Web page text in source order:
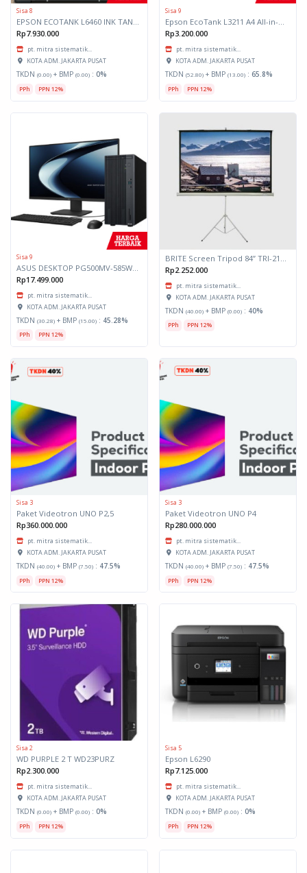
Sisa 8
EPSON ECOTANK L6460 INK TANK SYSTEM PRINTERS
Rp7.930.000
pt. mitra sistematik...
KOTA ADM. JAKARTA PUSAT
TKDN (0.00) + BMP (0.00) : 0%
PPh PPN 12%
Sisa 9
Epson EcoTank L3211 A4 All-in-One Ink Tank Printer
Rp3.200.000
pt. mitra sistematik...
KOTA ADM. JAKARTA PUSAT
TKDN (52.80) + BMP (13.00) : 65.8%
PPh PPN 12%
Sisa 9
Rp17.499.000
pt. mitra sistematik...
KOTA ADM. JAKARTA PUSAT
TKDN (30.28) + BMP (15.00) : 45.28%
PPh PPN 12%
Rp2.252.000
pt. mitra sistematik...
KOTA ADM. JAKARTA PUSAT
TKDN (40.00) + BMP (0.00) : 40%
PPh PPN 12%
Sisa 3
Paket Videotron UNO P2,5
Rp360.000.000
pt. mitra sistematik...
KOTA ADM. JAKARTA PUSAT
TKDN (40.00) + BMP (7.50) : 47.5%
PPh PPN 12%
Sisa 3
Paket Videotron UNO P4
Rp280.000.000
pt. mitra sistematik...
KOTA ADM. JAKARTA PUSAT
TKDN (40.00) + BMP (7.50) : 47.5%
PPh PPN 12%
Sisa 2
WD PURPLE 2 T WD23PURZ
Rp2.300.000
pt. mitra sistematik...
KOTA ADM. JAKARTA PUSAT
TKDN (0.00) + BMP (0.00) : 0%
PPh PPN 12%
Sisa 5
Epson L6290
Rp7.125.000
pt. mitra sistematik...
KOTA ADM. JAKARTA PUSAT
TKDN (0.00) + BMP (0.00) : 0%
PPh PPN 12%